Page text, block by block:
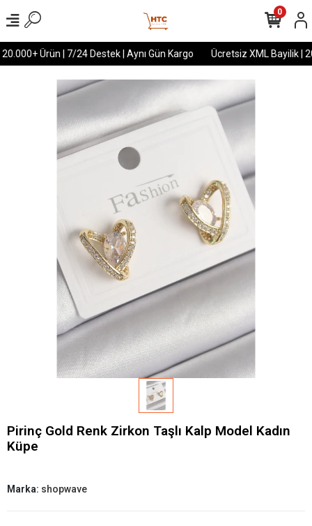
Ürün | 7/24 Destek | Aynı Gün Kargo Ücretsiz XML Bayilik |
0
Pirinç Gold Renk Zirkon Taşlı Kalp Model Kadın
Küpe
Marka: shopwave